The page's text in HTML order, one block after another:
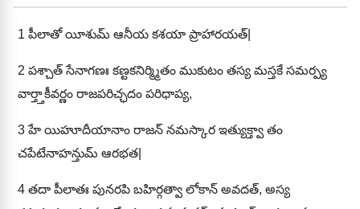
1 పీలాతో యీశుమ్ ఆనీయ కశయా ప్రాహారయత్|
2 పశ్చాత్ సేనాగణః కణ్టకనిర్మ్మితం ముకుటం తస్య మస్తకే సమర్ప్య
వార్త్తాకీవర్ణం రాజపరిచ్ఛదం పరిధాప్య,
3హే యిహూదీయానాం రాజన్ నమస్కార ఇత్యుక్త్వా తం
చపేటేనాహన్తుమ్ ఆరభత|
4 తదా పీలాతః పునరపి బహిర్గత్వా లోకాన్ అవదత్, అస్య